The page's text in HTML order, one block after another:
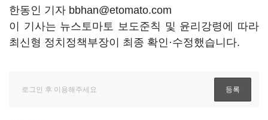
한동인 기자 bbhan@etomato.com
이 기사는 뉴스토마토 보도준칙 및 윤리강령에 따라
최신형 정치정책부장이 최종 확인·수정했습니다.